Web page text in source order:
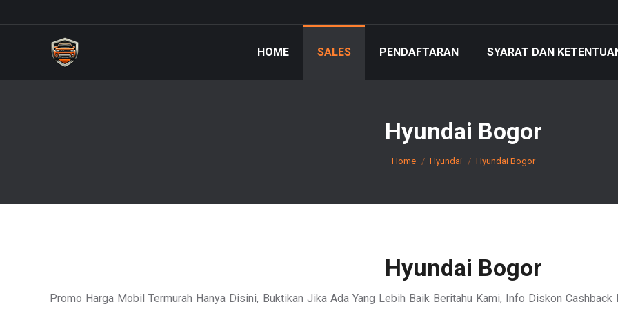
HOME SALES PENDAFTARAN SYARAT DAN
Hyundai Bogor
Home Hyundai Hyundai Bogor
Hyundai Bogor
Promo Harga Mobil Termurah Hanya Disini, Buktikan Jika Ada Yang Lebih Baik Beritahu Kami, Info Diskon